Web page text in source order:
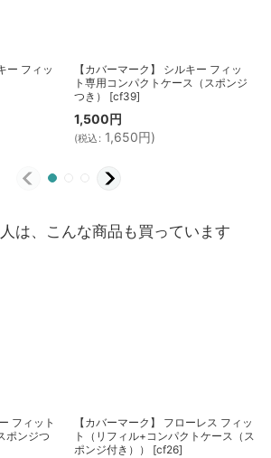
ー フィッ
【カバーマーク】 シルキー フィッ
ト専用コンパクトケース（スポンジ
つき）
[cf39]
1,500円
(税込 : 1,650円)
は、こんな商品も買っています
フィット
ポンジつ
【カバーマーク】 フローレス フィッ
ト（リフィル+コンパクトケース（ス
ポンジ付き））
[cf26]